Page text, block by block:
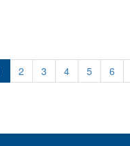
2 3 4 5 6